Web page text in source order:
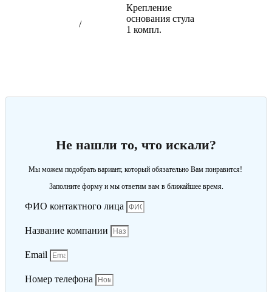
/
Крепление
основания стула
1 компл.
Не нашли то, что искали?
Мы можем подобрать вариант, который обязательно Вам понравится!
Заполните форму и мы ответим вам в ближайшее время.
ФИО контактного лица
Название компании
Email
Номер телефона